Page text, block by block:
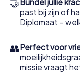
🤝Bundel jullie
past bij zijn of
Diplomaat –
👥Perfect voor
missie vraagt